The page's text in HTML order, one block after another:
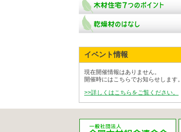
イベント情報
現在開催情報はありません。
開催時にはこちらでお知らせします。
>>詳しくはこちらをご覧ください。